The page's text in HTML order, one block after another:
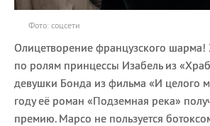
Фото: соцсети
Олицетворение французского шарма!
по ролям принцессы Изабель из
девушки Бонда из фильма «И целого
году её роман «Подземная река»
премию. Марсо не пользуется